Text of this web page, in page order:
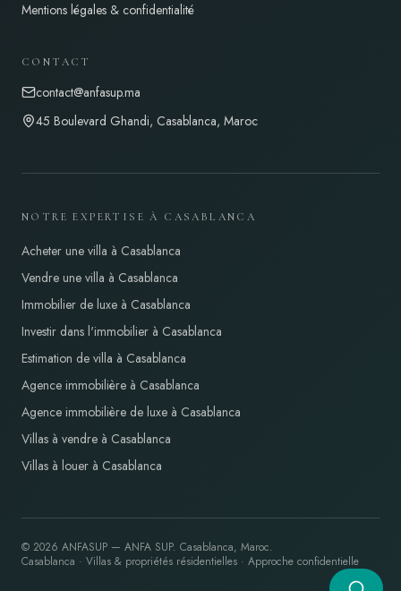
Mentions légales & confidentialité
CONTACT
contact@anfasup.ma
45 Boulevard Ghandi, Casablanca, Maroc
NOTRE EXPERTISE À CASABLANCA
Acheter une villa à Casablanca
Vendre une villa à Casablanca
Immobilier de luxe à Casablanca
Investir dans l'immobilier à Casablanca
Estimation de villa à Casablanca
Agence immobilière à Casablanca
Agence immobilière de luxe à Casablanca
Villas à vendre à Casablanca
Villas à louer à Casablanca
© 2026 ANFASUP — ANFA SUP. Casablanca, Maroc.
Casablanca · Villas & propriétés résidentielles · Approche confidentielle